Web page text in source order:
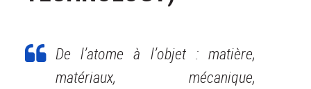
De l’atome à l’objet : matière,
matériaux, mécanique,